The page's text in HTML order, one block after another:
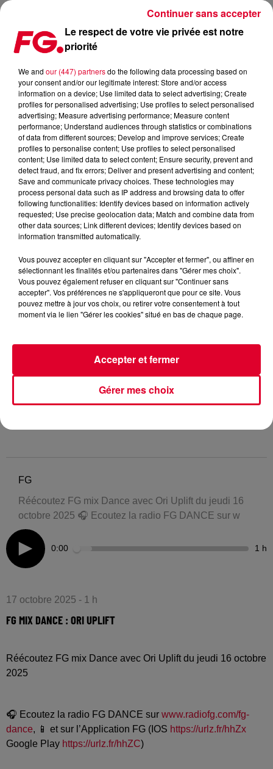
FG MIX DANCE : ORI UPLIFT
FG
Réécoutez FG mix Dance avec Ori Uplift du jeudi 16
octobre 2025 🎧 Ecoutez la radio FG DANCE sur w
0:00 1 h
17 octobre 2025 - 1 h
FG MIX DANCE : ORI UPLIFT
Réécoutez FG mix Dance avec Ori Uplift du jeudi 16 octobre
2025
🎧 Ecoutez la radio FG DANCE sur www.radiofg.com/fg-
dance, 📱 et sur l’Application FG (IOS https://urlz.fr/hhZx
Google Play https://urlz.fr/hhZC)
Le respect de votre vie privée est notre
priorité
We and our (447) partnersdo the following data processing based on
your consent and/or our legitimate interest: Store and/or access
information on a device; Use limited data to select advertising; Create
profiles for personalised advertising; Use profiles to select personalised
advertising; Measure advertising performance; Measure content
performance; Understand audiences through statistics or combinations
of data from different sources; Develop and improve services; Create
profiles to personalise content; Use profiles to select personalised
content; Use limited data to select content; Ensure security, prevent and
detect fraud, and fix errors; Deliver and present advertising and content;
Save and communicate privacy choices. These technologies may
process personal data such as IP address and browsing data to offer
following functionalities: Identify devices based on information actively
requested; Use precise geolocation data; Match and combine data from
other data sources; Link different devices; Identify devices based on
information transmitted automatically.
Vous pouvez accepter en cliquant sur "Accepter et fermer", ou affiner en
sélectionnant les finalités et/ou partenaires dans "Gérer mes choix".
Vous pouvez également refuser en cliquant sur "Continuer sans
accepter". Vos préférences ne s'appliqueront que pour ce site. Vous
pouvez mettre à jour vos choix, ou retirer votre consentement à tout
moment via le lien "Gérer les cookies" situé en bas de chaque page.
Gérer mes choix
Accepter et fermer
Continuer sans accepter